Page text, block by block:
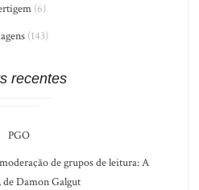
(6)
(143)
recentes
PGO
de grupos de leitura: A
de Damon Galgut